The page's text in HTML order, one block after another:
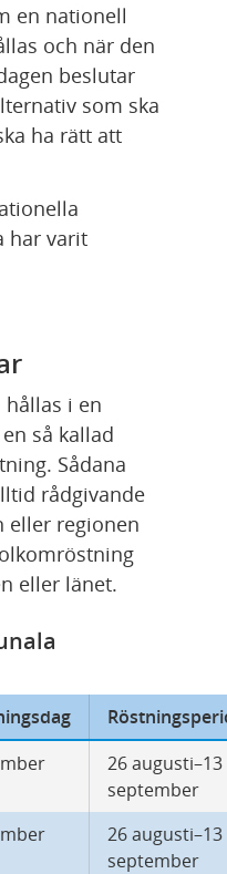
en nationell
och när den
beslutar
som ska
ha rätt att
har varit
i en
så kallad
Sådana
rådgivande
eller regionen
eller länet.
26 augusti–13
september
26 augusti–13
september